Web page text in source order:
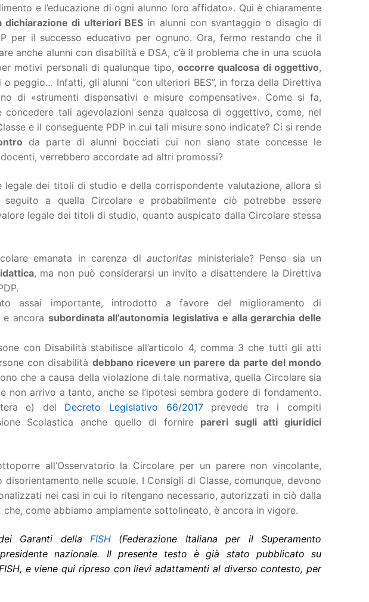
e l’educazione di ogni alunno loro affidato». Qui è chiaramente
dichiarazione di ulteriori BESin alunni con svantaggio o disagio di
per il successo educativo per ognuno. Ora, fermo restando che il
anche alunni con disabilità e DSA, c’è il problema che in una scuola
motivi personali di qualunque tipo, occorre qualcosa di oggettivo,
peggio… Infatti, gli alunni “con ulteriori BES”, in forza della Direttiva
di «strumenti dispensativi e misure compensative». Come si fa,
concedere tali agevolazioni senza qualcosa di oggettivo, come, nel
e il conseguente PDP in cui tali misure sono indicate? Ci si rende
da parte di alunni bocciati cui non siano state concesse le
verrebbero accordate ad altri promossi?
dei titoli di studio e della corrispondente valutazione, allora sì
seguito a quella Circolare e probabilmente ciò potrebbe essere
legale dei titoli di studio, quanto auspicato dalla Circolare stessa
emanata in carenza diauctoritas ministeriale? Penso sia un
, ma non può considerarsi un invito a disattendere la Direttiva
assai importante, introdotto a favore del miglioramento di
e ancora subordinata all’autonomia legislativa e alla gerarchia delle
con Disabilità stabilisce all’articolo 4, comma 3 che tutti gli atti
con disabilità debbano ricevere un parere da parte del mondo
che a causa della violazione di tale normativa, quella Circolare sia
non arrivo a tanto, anche se l’ipotesi sembra godere di fondamento.
e) del Decreto Legislativo 66/2017prevede tra i compiti
Scolastica anche quello di fornire pareri sugli atti giuridici
all’Osservatorio la Circolare per un parere non vincolante,
nelle scuole. I Consigli di Classe, comunque, devono
nei casi in cui lo ritengano necessario, autorizzati in ciò dalla
come abbiamo ampiamente sottolineato, è ancora in vigore.
Garanti della FISH (Federazione Italiana per il Superamento
nazionale. Il presente testo è già stato pubblicato su
e viene qui ripreso con lievi adattamenti al diverso contesto, per